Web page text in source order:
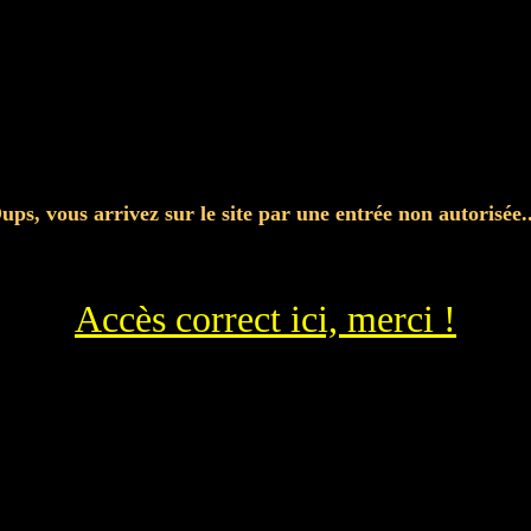
vous arrivez sur le site par une entrée non
Accès correct ici, merci !